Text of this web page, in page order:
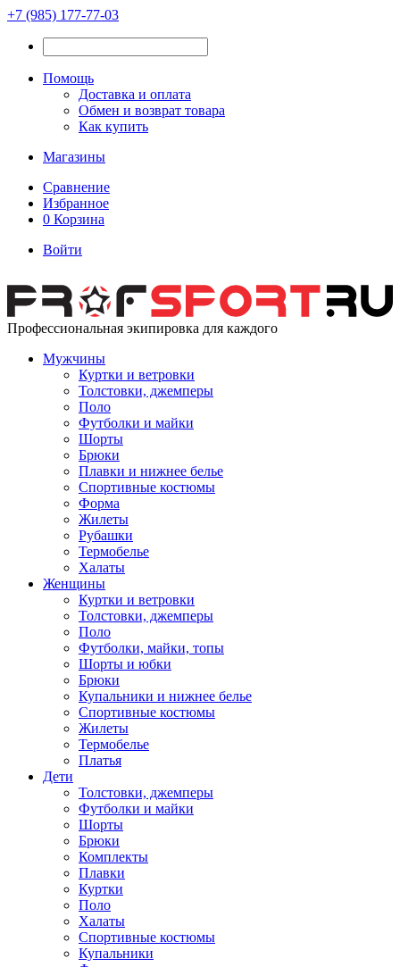
+7 (985) 177-77-03
Помощь
Доставка и оплата
Обмен и возврат товара
Как купить
Магазины
Сравнение
Избранное
0 Корзина
Войти
Профессиональная экипировка для каждого
Мужчины
Куртки и ветровки
Толстовки, джемперы
Поло
Футболки и майки
Шорты
Брюки
Плавки и нижнее белье
Спортивные костюмы
Форма
Жилеты
Рубашки
Термобелье
Халаты
Женщины
Куртки и ветровки
Толстовки, джемперы
Поло
Футболки, майки, топы
Шорты и юбки
Брюки
Купальники и нижнее белье
Спортивные костюмы
Жилеты
Термобелье
Платья
Дети
Толстовки, джемперы
Футболки и майки
Шорты
Брюки
Комплекты
Плавки
Куртки
Поло
Халаты
Спортивные костюмы
Купальники